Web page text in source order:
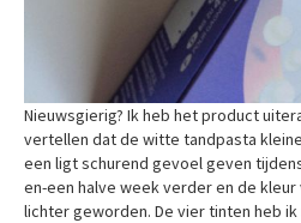
Nieuwsgierig? Ik heb het product
vertellen dat de witte tandpasta
een ligt schurend gevoel geven
en-een halve week verder en de
lichter geworden. De vier tinten heb